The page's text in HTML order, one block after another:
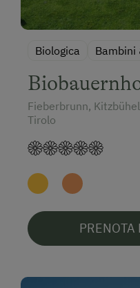
Biologica Bambini
Fieberbrunn,
Tirolo
PRENOTA